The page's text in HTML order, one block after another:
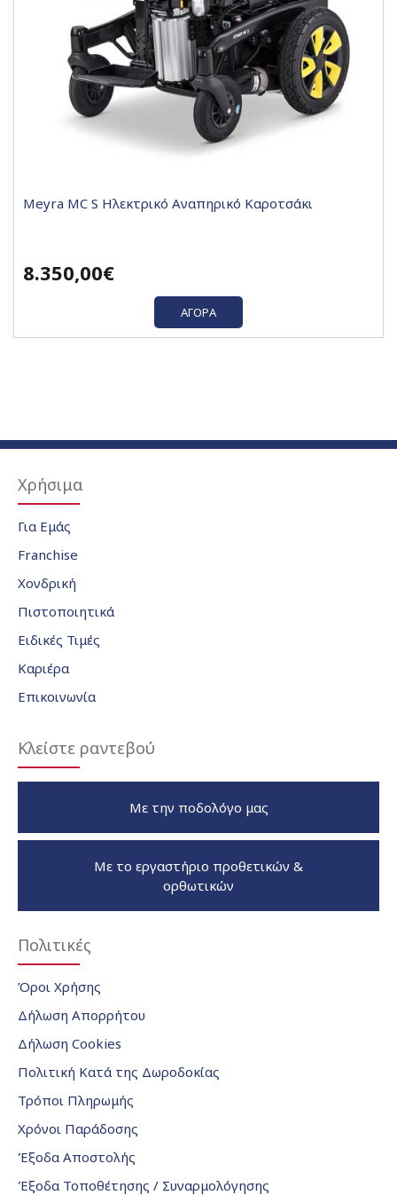
Meyra MC S Ηλεκτρικό Αναπηρικό Καροτσάκι
8.350,00€
ΑΓΟΡΆ
Χρήσιμα
Για Εμάς
Franchise
Χονδρική
Πιστοποιητικά
Ειδικές Τιμές
Καριέρα
Επικοινωνία
Κλείστε ραντεβού
Με την ποδολόγο μας
Με το εργαστήριο προθετικών &
ορθωτικών
Πολιτικές
Όροι Χρήσης
Δήλωση Απορρήτου
Δήλωση Cookies
Πολιτική Κατά της Δωροδοκίας
Τρόποι Πληρωμής
Χρόνοι Παράδοσης
Έξοδα Αποστολής
Έξοδα Τοποθέτησης / Συναρμολόγησης